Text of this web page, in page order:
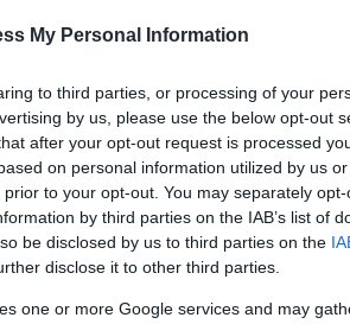
My Personal Information
to third parties, or processing of your
by us, please use the below opt-out
after your opt-out request is processed
on personal information utilized by us
to your opt-out. You may separately
by third parties on the IAB’s list of
be disclosed by us to third parties on the
disclose it to other third parties.
one or more Google services and may
ΝΕΑ
Το έργο που θα
αλλάξει τη
Στερεά Ελλάδα -
Λαμία-Πάτρα σε 1
χάρη σε έναν